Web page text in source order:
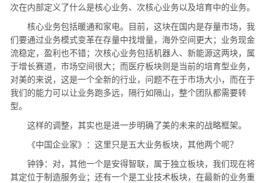
次在内部定义了什么是核心业务、次核心业务以及培育中的业务。
核心业务包括暖通和家电。目前，这块在国内是存量市场，我
们要通过业务模式变革在存量中找增量，海外空间更大；业务现金
流稳定，盈利也不错；次核心业务包括机器人、新能源这两块，属
于增长赛道，市场空间很大；而医疗板块则是当前的培育型业务，
对美的来说，这是一个全新的行业，问题不在于市场大小，而在于
我们的能力可以让业务跑多远，隔行如隔山，整个团队都需要转
型。
这样的调整，其实也是进一步明确了美的未来的战略框架。
《中国企业家》：这里只是五大业务板块，其他两个呢？
钟铮：对，其他一个是安得智联，属于独立板块，我们现在将
其定位于制造服务业；还有一个是工业技术板块，在最新的业务重